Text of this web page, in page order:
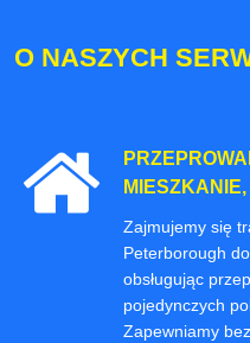
O NASZYCH
MIESZKANIE,
Zajmujemy się
Peterborough
obsługując
pojedynczych
Zapewniamy